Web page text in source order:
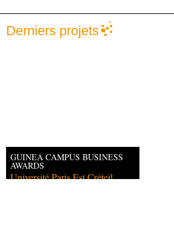
Derniers projets
GUINEA CAMPUS BUSINESS
AWARDS
Université Paris Est Créteil